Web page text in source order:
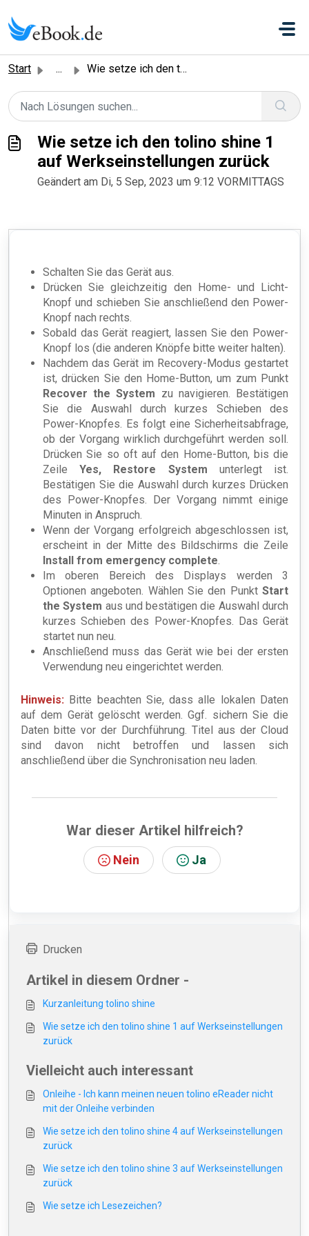
Start ... Wie setze ich den tolino shine 1 auf Werkseinstellungen z...
Wie setze ich den tolino shine 1
auf Werkseinstellungen zurück
Geändert am Di, 5 Sep, 2023 um 9:12 VORMITTAGS
Schalten Sie das Gerät aus.
Drücken Sie gleichzeitig den Home- und Licht-
Knopf und schieben Sie anschließend den Power-
Knopf nach rechts.
Sobald das Gerät reagiert, lassen Sie den Power-
Knopf los (die anderen Knöpfe bitte weiter halten).
Nachdem das Gerät im Recovery-Modus gestartet
ist, drücken Sie den Home-Button, um zum Punkt
Recover the System zu navigieren. Bestätigen
Sie die Auswahl durch kurzes Schieben des
Power-Knopfes. Es folgt eine Sicherheitsabfrage,
ob der Vorgang wirklich durchgeführt werden soll.
Drücken Sie so oft auf den Home-Button, bis die
ZeileYes, Restore System unterlegt ist.
Bestätigen Sie die Auswahl durch kurzes Drücken
des Power-Knopfes. Der Vorgang nimmt einige
Minuten in Anspruch.
Wenn der Vorgang erfolgreich abgeschlossen ist,
erscheint in der Mitte des Bildschirms die Zeile
Install from emergency complete.
Im oberen Bereich des Displays werden 3
Optionen angeboten. Wählen Sie den Punkt Start
the System aus und bestätigen die Auswahl durch
kurzes Schieben des Power-Knopfes. Das Gerät
startet nun neu.
Anschließend muss das Gerät wie bei der ersten
Verwendung neu eingerichtet werden.
Hinweis: Bitte beachten Sie, dass alle lokalen Daten
auf dem Gerät gelöscht werden. Ggf. sichern Sie die
Daten bitte vor der Durchführung. Titel aus der Cloud
sind davon nicht betroffen und lassen sich
anschließend über die Synchronisation neu laden.
War dieser Artikel hilfreich?
Nein Ja
Drucken
Artikel in diesem Ordner -
Kurzanleitung tolino shine
Wie setze ich den tolino shine 1 auf Werkseinstellungen
zurück
Vielleicht auch interessant
Onleihe - Ich kann meinen neuen tolino eReader nicht
mit der Onleihe verbinden
Wie setze ich den tolino shine 4 auf Werkseinstellungen
zurück
Wie setze ich den tolino shine 3 auf Werkseinstellungen
zurück
Wie setze ich Lesezeichen?